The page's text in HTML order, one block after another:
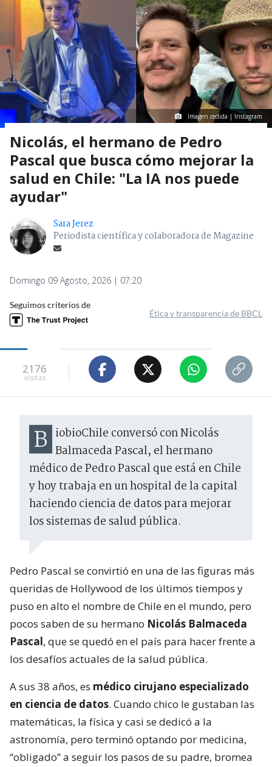
Imagen cedida | Instagram
Nicolás, el hermano de Pedro
Pascal que busca cómo mejorar la
salud en Chile: "La IA nos puede
ayudar"
Sara Jerez
Periodista científica y colaboradora de Magazine
Domingo 09 Agosto, 2026 | 07:20
Seguimos criterios de
Ética y transparencia de BBCL
2176
visitas
BiobioChile conversó con Nicolás Balmaceda Pascal, el hermano
médico de Pedro Pascal que está en Chile
y hoy trabaja en un hospital de la capital
haciendo ciencia de datos para mejorar
los sistemas de salud pública.
Pedro Pascal se convirtió en una de las figuras más
queridas de Hollywood de los últimos tiempos y
puso en alto el nombre de Chile en el mundo, pero
pocos saben de su hermano Nicolás Balmaceda
Pascal, que se quedó en el país para hacer frente a
los desafíos actuales de la salud pública.
A sus 38 años, es médico cirujano especializado
en ciencia de datos. Cuando chico le gustaban las
matemáticas, la física y casi se dedicó a la
astronomía, pero terminó optando por medicina,
“obligado” a seguir los pasos de su padre, bromea